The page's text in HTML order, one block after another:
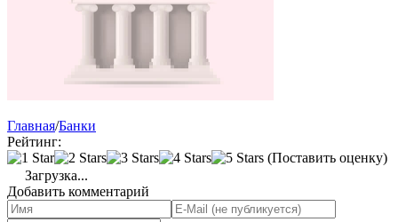
Главная/Банки
Рейтинг:
(Поставить оценку)
Загрузка...
Добавить комментарий